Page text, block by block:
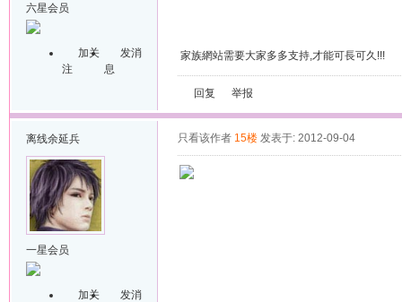
六星会员
加关
注
发消
息
家族網站需要大家多多支持,才能可長可久!!!
回复 举报
离线余延兵
一星会员
加关
发消
只看该作者 15楼 发表于: 2012-09-04